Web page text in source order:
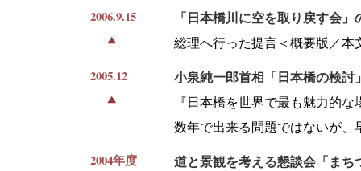
2006.9.15
「日本橋川に空を取り戻す会」
総理へ行った提言＜概要版／本
2005.12
小泉純一郎首相「日本橋の検討
『日本橋を世界で最も魅力的
数年で出来る問題ではないが
2004年度
道と景観を考える懇談会「ま